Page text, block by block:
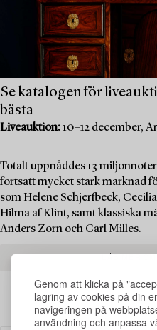
Genom att klicka på
lagring av cookies på din
navigeringen på
användning och anpassa
Se katalogen för
bästa
Liveauktion:10–12 december,
Totalt uppnåddes 13
fortsatt mycket stark marknad
som Helene Schjerfbeck,
Hilma af Klint, samt klassiska
Anders Zorn och Carl Milles.